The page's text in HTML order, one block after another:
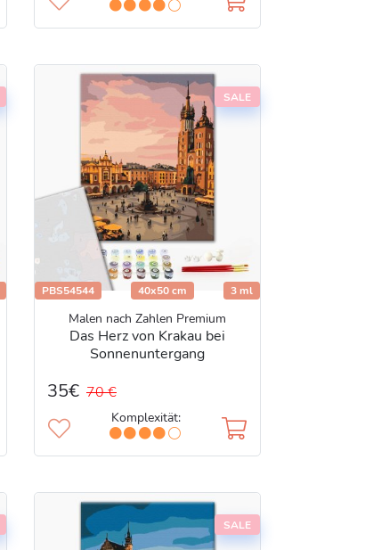
SALE
PBS54544 40x50 cm 3 ml
Malen nach Zahlen Premium
Das Herz von Krakau bei
Sonnenuntergang
35€ 70 €
Komplexität:
SALE